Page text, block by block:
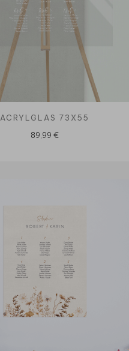
ACRYLGLAS 73X55
89,99 €